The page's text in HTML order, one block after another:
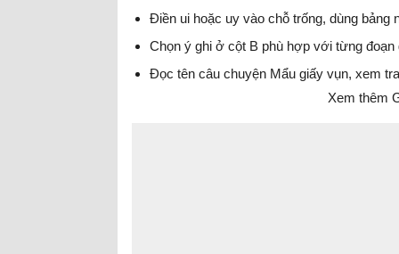
Điền ui hoặc uy vào chỗ trống, dùng bảng
Chọn ý ghi ở cột B phù hợp với từng
Đọc tên câu chuyện Mẩu giấy vụn, xem
Xem thêm